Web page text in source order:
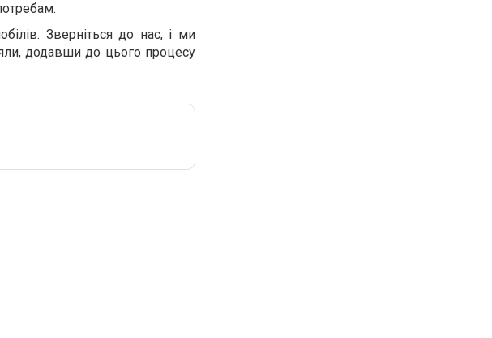
Зверніться до нас, і ми
додавши до цього процесу